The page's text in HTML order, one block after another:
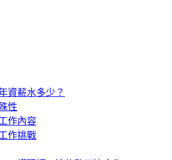
資薪水多少？
性
作內容
作挑戰